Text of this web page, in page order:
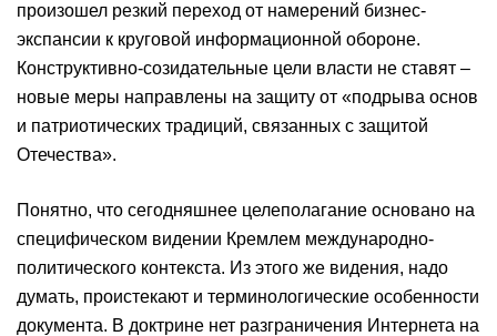
произошел резкий переход от намерений бизнес-
экспансии к круговой информационной обороне.
Конструктивно-созидательные цели власти не ставят –
новые меры направлены на защиту от «подрыва основ
и патриотических традиций, связанных с защитой
Отечества».
Понятно, что сегодняшнее целеполагание основано на
специфическом видении Кремлем международно-
политического контекста. Из этого же видения, надо
думать, проистекают и терминологические особенности
документа. В доктрине нет разграничения Интернета на